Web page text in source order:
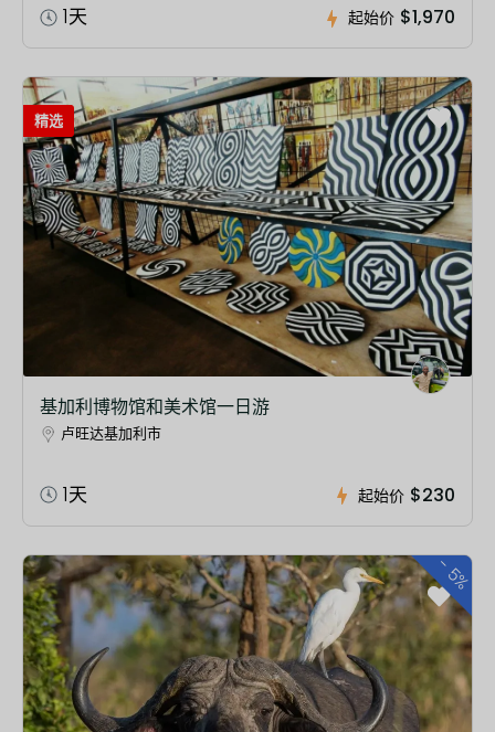
1天 起始价 $1,970
精选
基加利博物馆和美术馆一日游
卢旺达基加利市
1天 起始价 $230
-
5%